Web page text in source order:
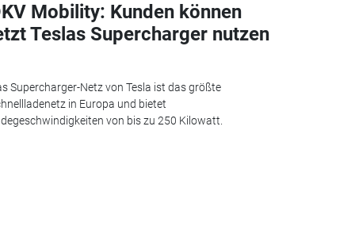
Mobility: Kunden können
Teslas Supercharger nutzen
Supercharger-Netz von Tesla ist das größte
in Europa und bietet
von bis zu 250 Kilowatt.